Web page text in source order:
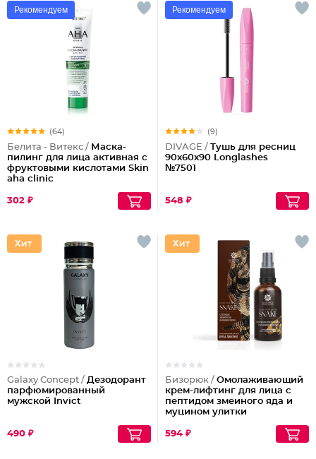
Рекомендуем
(64)
Белита - Витекс / Маска-
пилинг для лица активная с
фруктовыми кислотами Skin
aha clinic
302 ₽
Рекомендуем
(9)
DIVAGE / Тушь для ресниц
90x60x90 Longlashes
№7501
548 ₽
Galaxy Concept / Дезодорант
парфюмированный
мужской Invict
490 ₽
Бизорюк / Омолаживающий
крем-лифтинг для лица с
пептидом змеиного яда и
муцином улитки
594 ₽